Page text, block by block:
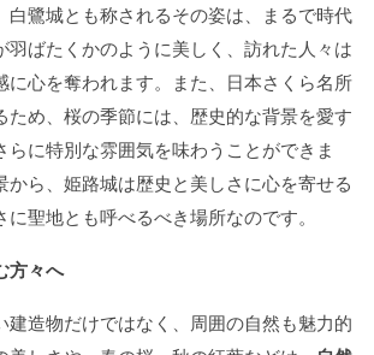
白鷺城とも称されるその姿は、まるで時代
羽ばたくかのように美しく、訪れた人々は
に心を奪われます。また、日本さくら名所
ため、桜の季節には、歴史的な背景を愛す
らに特別な雰囲気を味わうことができま
から、姫路城は歴史と美しさに心を寄せる
聖地とも呼べるべき場所なのです。
方々へ
建造物だけではなく、周囲の自然も魅力的